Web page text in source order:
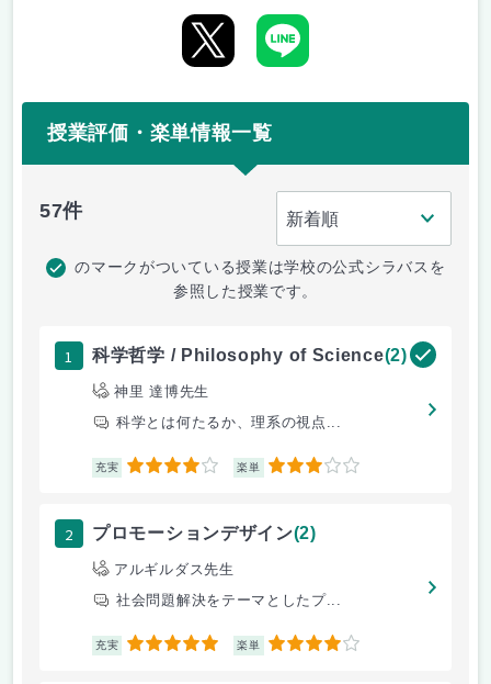
授業評価・楽単情報一覧
57件
のマークがついている授業は学校の公式シラバスを
参照した授業です。
1 科学哲学 / Philosophy of Science(2)
神里 達博先生
科学とは何たるか、理系の視点...
充実 4 楽単 3
2 プロモーションデザイン(2)
アルギルダス先生
社会問題解決をテーマとしたプ...
充実 5 楽単 4